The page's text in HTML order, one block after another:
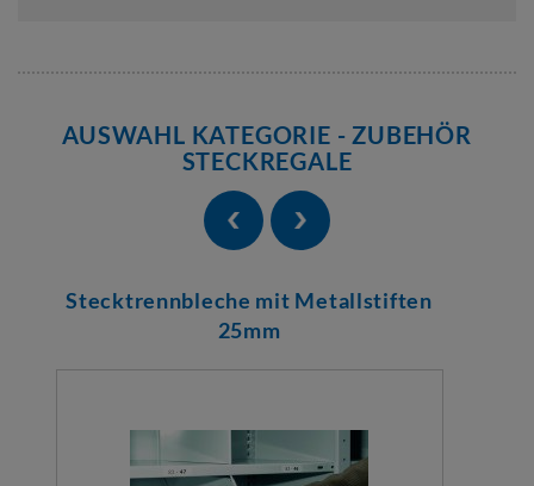
AUSWAHL KATEGORIE - ZUBEHÖR
STECKREGALE
Stecktrennbleche mit Metallstiften
25mm